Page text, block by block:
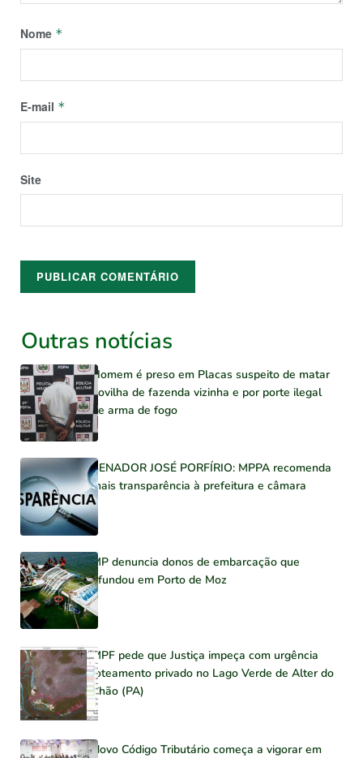
Nome *
E-mail *
Site
Outras notícias
Homem é preso em Placas suspeito de matar
novilha de fazenda vizinha e por porte ilegal
de arma de fogo
SENADOR JOSÉ PORFÍRIO: MPPA recomenda
mais transparência à prefeitura e câmara
MP denuncia donos de embarcação que
afundou em Porto de Moz
MPF pede que Justiça impeça com urgência
loteamento privado no Lago Verde de Alter do
Chão (PA)
Novo Código Tributário começa a vigorar em